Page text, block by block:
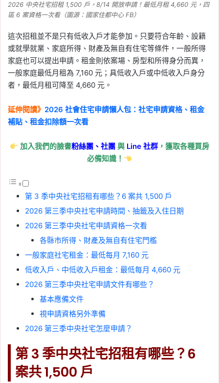
2026 中央社宅招租 1,500 戶，8/14 開放申請！最低月租 4,660 元，四
區 6 案資格一次看（圖源：國家住都中心 FB）
這次招租並不是只有低收入戶才能參加。只要符合年齡、設籍
或就學就業、家庭所得、財產及無自有住宅等條件，一般所得
家庭也可以提出申請。租金則依案場、房型和所得身分而異，
一般家庭最低月租為 7,160 元；具低收入戶或中低收入戶身分
者，最低月租可降至 4,660 元。
延伸閱讀》 2026 社會住宅申請懶人包：社宅申請資格、租金
補貼、租金扣除額一次看
加入我們的臉書粉絲團、社團與 Line社群 ，獲取各種買房
必備知識！
第 3 季中央社宅招租有哪些？6 案共 1,500 戶
2026 第三季中央社宅申請時間、抽籤及入住日期
2026 第三季中央社宅申請資格一次看
各縣市所得、財產及無自有住宅門檻
一般家庭社宅租金：最低每月 7,160 元
低收入戶、中低收入戶租金：最低每月 4,660 元
2026 第三季中央社宅申請文件有哪些？
基本應備文件
視申請資格另外準備
2026 第三季中央社宅怎麼申請？
第 3 季中央社宅招租有哪些？6
案共 1,500 戶